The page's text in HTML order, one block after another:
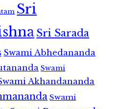
Sri
Sri Sarada
Swami Abhedananda
Swami
Akhandananda
Swami